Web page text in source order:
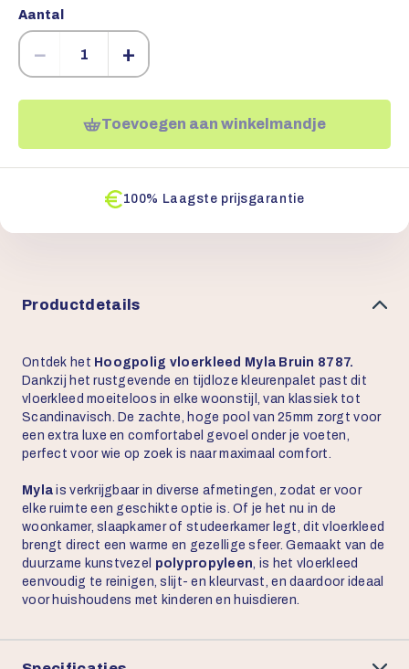
Aantal
− +
Toevoegen aan winkelmandje
100% Laagste prijsgarantie
Productdetails
Ontdek het Hoogpolig vloerkleed Myla Bruin 8787.
Dankzij het rustgevende en tijdloze kleurenpalet past dit
vloerkleed moeiteloos in elke woonstijl, van klassiek tot
Scandinavisch. De zachte, hoge pool van 25mm zorgt voor
een extra luxe en comfortabel gevoel onder je voeten,
perfect voor wie op zoek is naar maximaal comfort.
Myla is verkrijgbaar in diverse afmetingen, zodat er voor
elke ruimte een geschikte optie is. Of je het nu in de
woonkamer, slaapkamer of studeerkamer legt, dit vloerkleed
brengt direct een warme en gezellige sfeer. Gemaakt van de
duurzame kunstvezel polypropyleen, is het vloerkleed
eenvoudig te reinigen, slijt- en kleurvast, en daardoor ideaal
voor huishoudens met kinderen en huisdieren.